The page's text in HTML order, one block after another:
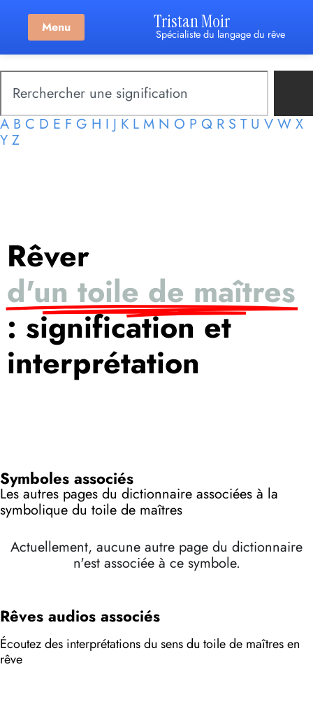
Menu Tristan Moir
Spécialiste du langage du rêve
A B C D E F G H I J K L M N O P Q R S T U V W X
Y Z
Rêver
d'un toile de maîtres
: signification et
interprétation
Symboles associés
Les autres pages du dictionnaire associées à la
symbolique du toile de maîtres
Actuellement, aucune autre page du dictionnaire
n'est associée à ce symbole.
Rêves audios associés
Écoutez des interprétations du sens du toile de maîtres en
rêve